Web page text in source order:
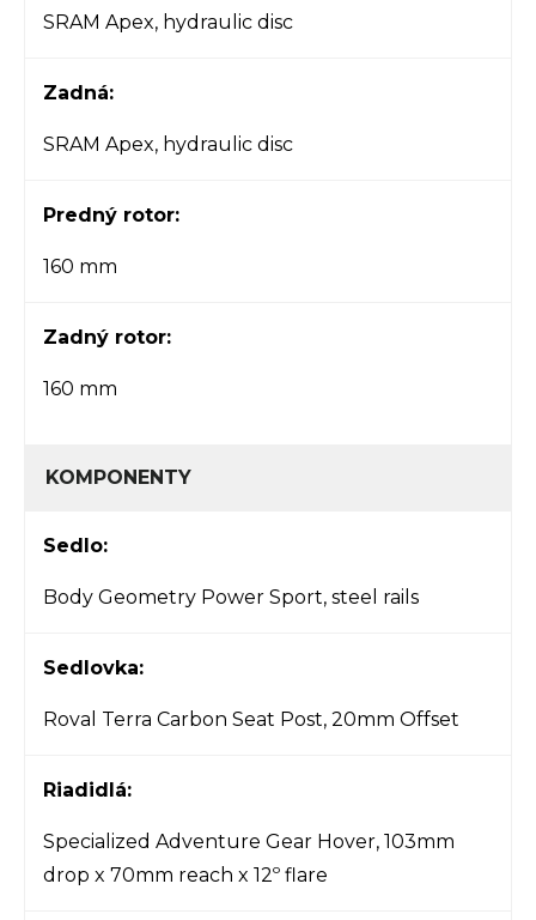
SRAM Apex, hydraulic disc
Zadná:
SRAM Apex, hydraulic disc
Predný rotor:
160 mm
Zadný rotor:
160 mm
KOMPONENTY
Sedlo:
Body Geometry Power Sport, steel rails
Sedlovka:
Roval Terra Carbon Seat Post, 20mm Offset
Riadidlá:
Specialized Adventure Gear Hover, 103mm
drop x 70mm reach x 12º flare